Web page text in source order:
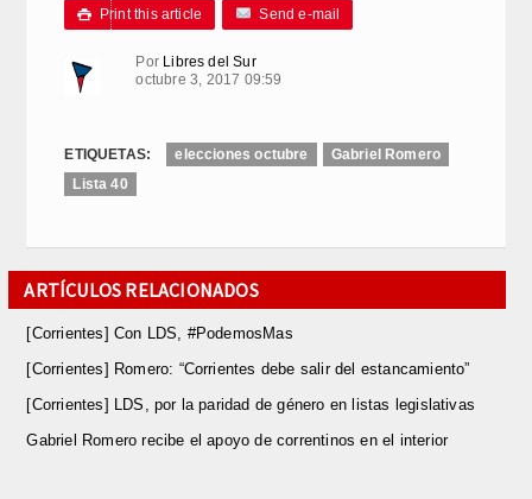
 Print this article Send e-mail
Por Libres del Sur
octubre 3, 2017 09:59
ETIQUETAS: elecciones octubre
Gabriel Romero
Lista 40
ARTÍCULOS RELACIONADOS
[Corrientes] ​Con LDS, #PodemosMas
[Corrientes] Romero: “Corrientes debe salir del estancamiento”
[Corrientes] ​LDS, por la paridad de género en listas legislativas
Gabriel Romero recibe el apoyo de correntinos en el interior